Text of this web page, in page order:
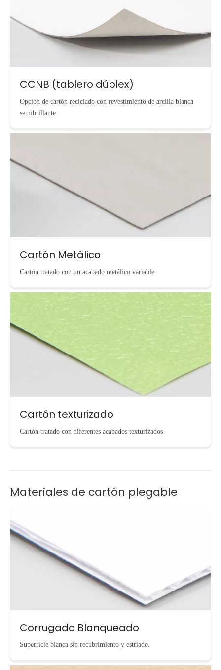
CCNB (tablero dúplex)
Opción de cartón reciclado con revestimiento de arcilla blanca
semibrillante
Cartón Metálico
Cartón tratado con un acabado metálico variable
Cartón texturizado
Cartón tratado con diferentes acabados texturizados
Materiales de cartón plegable
Corrugado Blanqueado
Superficie blanca sin recubrimiento y estriado.